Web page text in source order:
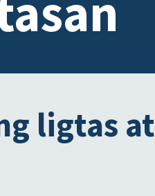
ligtas at